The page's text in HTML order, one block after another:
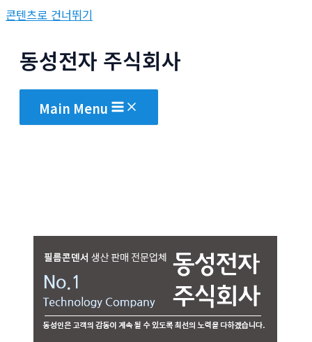
콘텐츠로 건너뛰기
동성전자 주식회사
Main Menu